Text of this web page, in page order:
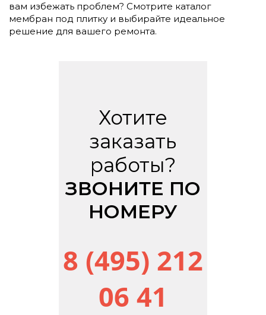
вам избежать проблем? Смотрите каталог
мембран под плитку и выбирайте идеальное
решение для вашего ремонта.
Хотите
заказать
работы?
ЗВОНИТЕ ПО
НОМЕРУ
8 (495) 212
06 41